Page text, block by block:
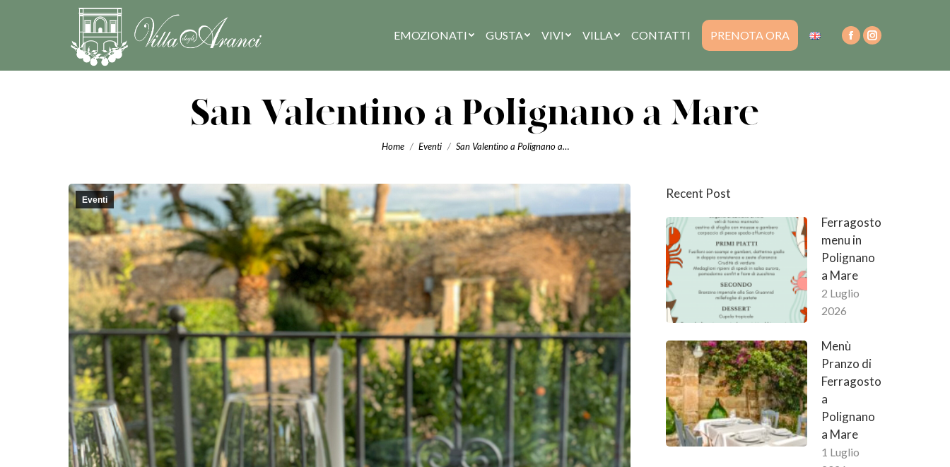
EMOZIONATI GUSTA VIVI VILLA CONTATTI PRENOTA ORA
San Valentino a Polignano a Mare
You are here:
Home Eventi San Valentino a Polignano a…
Eventi
Recent Post
Ferragosto
menu in
Polignano
a Mare
2 Luglio
2026
Menù
Pranzo di
Ferragosto
a
Polignano
a Mare
1 Luglio